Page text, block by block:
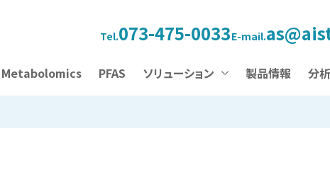
Tel.073-475-0033E-mail.
Metabolomics PFAS ソリューション 製品情報 分